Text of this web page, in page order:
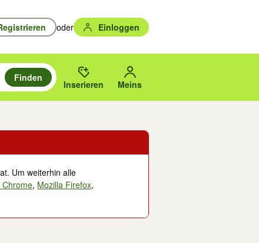
oder Einloggen
und mit Eingabetaste auswählen.
zu suchen, oder Vorschläge mit den Pfeiltasten nach oben/
gewählten Orts oder PLZ.
Finden
Inserieren Meins
Um weiterhin alle
Chrome, Mozilla Firefox,